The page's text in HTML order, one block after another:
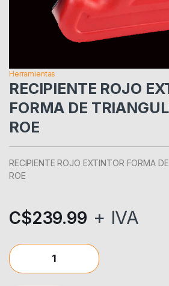
Herramientas
RECIPIENTE ROJO
FORMA DE
ROE
RECIPIENTE ROJO EXTINTOR FORMA
ROE
C$239.99 + IVA
RECIPIENTE ROJO EXTINTOR